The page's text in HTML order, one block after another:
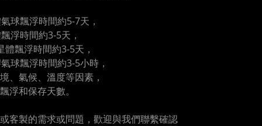
球飄浮時間約5-7天，
浮時間約3-5天，
體飄浮時間約3-5天，
球飄浮時間約3-5小時，
、氣候、溫度等因素，
浮和保存天數。
客製的需求或問題，歡迎與我們聯繫確認